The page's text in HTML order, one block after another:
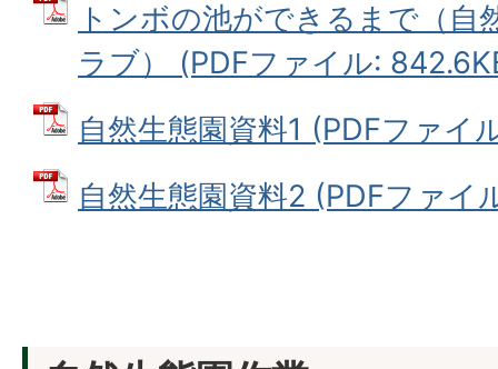
トンボの池ができるまで（自
ラブ） (PDFファイル:
自然生態園資料1 (PDFファイ
自然生態園資料2 (PDFファイ